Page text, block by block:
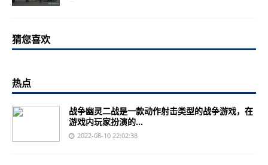
猜您喜欢
热点
战争幽灵二战是一款动作射击类型的战争游戏，在
游戏内玩家扮演的...
2022-08-10 22:02:38